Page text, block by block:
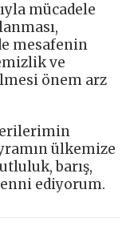
mücadele
mesafenin
ve
önem arz
ülkemize
barış,
ediyorum.